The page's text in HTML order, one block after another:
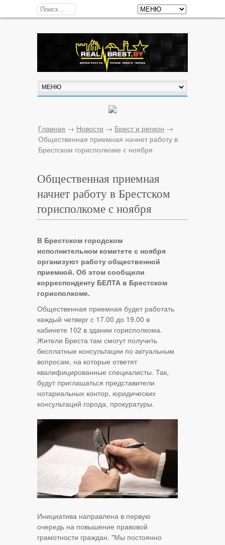
Главная → Новости → Брест и регион →
Общественная приемная начнет работу в
Брестском горисполкоме с ноября
Общественная приемная
начнет работу в Брестском
горисполкоме с ноября
В Брестском городском
исполнительном комитете с ноября
организуют работу общественной
приемной. Об этом сообщили
корреспонденту БЕЛТА в Брестском
горисполкоме.
Общественная приемная будет работать
каждый четверг с 17.00 до 19.00 в
кабинете 102 в здании горисполкома.
Жители Бреста там смогут получить
бесплатные консультации по актуальным
вопросам, на которые ответят
квалифицированные специалисты. Так,
будут приглашаться представители
нотариальных контор, юридических
консультаций города, прокуратуры.
Инициатива направлена в первую
очередь на повышение правовой
грамотности граждан. "Мы постоянно